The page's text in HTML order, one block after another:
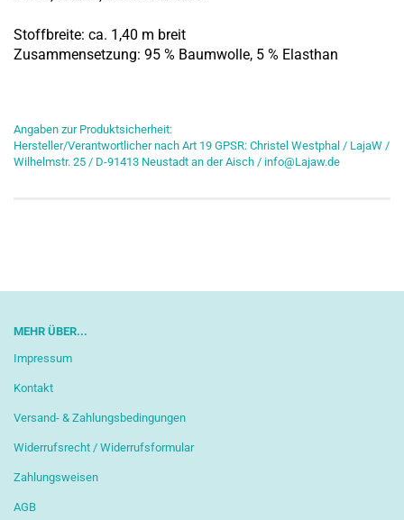
Stoffbreite: ca. 1,40 m breit
Zusammensetzung: 95 % Baumwolle, 5 % Elasthan
Angaben zur Produktsicherheit:
Hersteller/Verantwortlicher nach Art 19 GPSR: Christel Westphal / LajaW /
Wilhelmstr. 25 / D-91413 Neustadt an der Aisch / info@Lajaw.de
MEHR ÜBER...
Impressum
Kontakt
Versand- & Zahlungsbedingungen
Widerrufsrecht / Widerrufsformular
Zahlungsweisen
AGB